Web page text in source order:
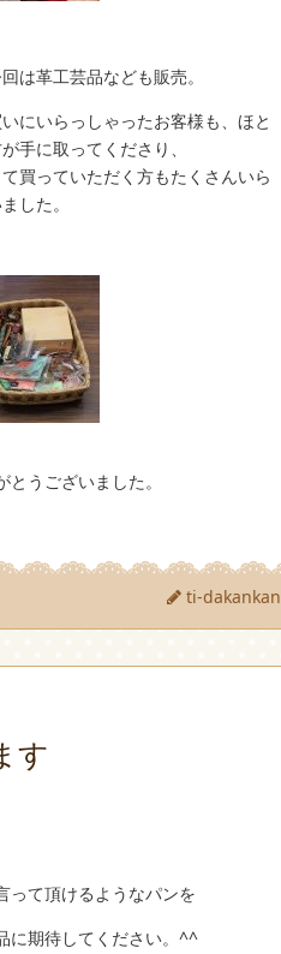
は革工芸品なども販売。
にいらっしゃったお客様も、ほと
手に取ってくださり、
買っていただく方もたくさんいら
した。
うございました。
ti-dakankan
す
って頂けるようなパンを
に期待してください。^^